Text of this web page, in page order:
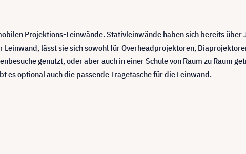
Projektions-Leinwände. Stativleinwände haben sich bereits
lässt sie sich sowohl für Overheadprojektoren,
genutzt, oder aber auch in einer Schule von Raum zu Raum
es optional auch die passende Tragetasche für die Leinwand.